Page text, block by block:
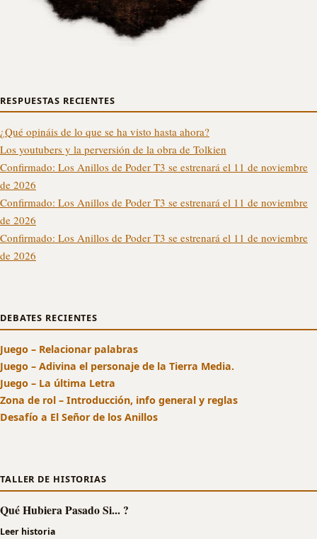
RESPUESTAS RECIENTES
¿Qué opináis de lo que se ha visto hasta ahora?
Los youtubers y la perversión de la obra de Tolkien
Confirmado: Los Anillos de Poder T3 se estrenará el 11 de noviembre
de 2026
Confirmado: Los Anillos de Poder T3 se estrenará el 11 de noviembre
de 2026
Confirmado: Los Anillos de Poder T3 se estrenará el 11 de noviembre
de 2026
DEBATES RECIENTES
Juego – Relacionar palabras
Juego – Adivina el personaje de la Tierra Media.
Juego – La última Letra
Zona de rol – Introducción, info general y reglas
Desafío a El Señor de los Anillos
TALLER DE HISTORIAS
Qué Hubiera Pasado Si... ?
Leer historia